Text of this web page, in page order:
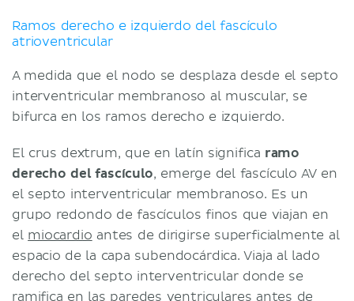
Ramos derecho e izquierdo del fascículo
atrioventricular
A medida que el nodo se desplaza desde el septo
interventricular membranoso al muscular, se
bifurca en los ramos derecho e izquierdo.
El crus dextrum, que en latín significa ramo
derecho del fascículo, emerge del fascículo AV en
el septo interventricular membranoso. Es un
grupo redondo de fascículos finos que viajan en
el miocardio antes de dirigirse superficialmente al
espacio de la capa subendocárdica. Viaja al lado
derecho del septo interventricular donde se
ramifica en las paredes ventriculares antes de